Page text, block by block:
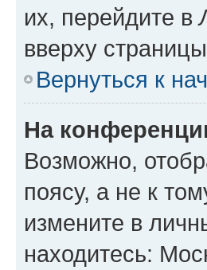
их, перейдите в
вверху
Вернуться к
На
Возможно,
поясу, а не к
измените в
находитесь: